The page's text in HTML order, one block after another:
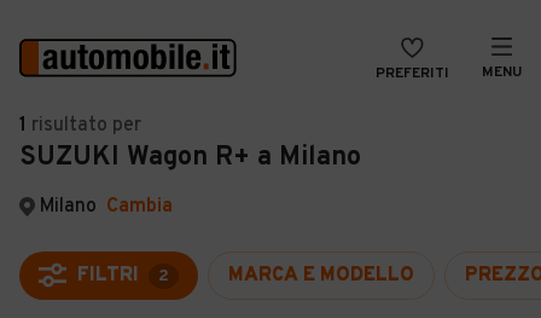
PREFERITI MENU
Auto
Auto usate
Auto Km 0
Auto Nuove
VENDI
MAGAZINE
ACCEDI
1 risultato per
SUZUKI Wagon R+ a Milano
Milano Cambia
FILTRI 2 MARCA E MODELLO